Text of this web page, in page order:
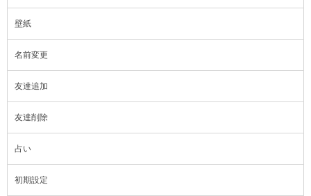
壁紙
名前変更
友達追加
友達削除
占い
初期設定